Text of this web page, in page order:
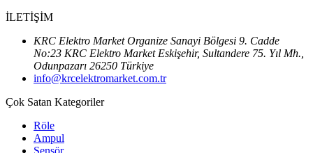
İLETİŞİM
KRC Elektro Market Organize Sanayi Bölgesi 9. Cadde
No:23 KRC Elektro Market Eskişehir, Sultandere 75. Yıl Mh.,
Odunpazarı 26250 Türkiye
info@krcelektromarket.com.tr
Çok Satan Kategoriler
Röle
Ampul
Sensör